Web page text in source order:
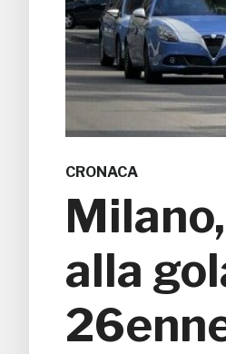
CRONACA
alla